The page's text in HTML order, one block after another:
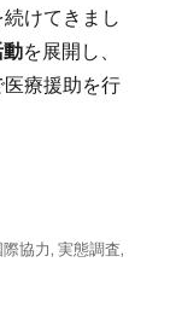
けてきまし
を展開し、
療援助を行
）】への寄付
際協力,実態調査,